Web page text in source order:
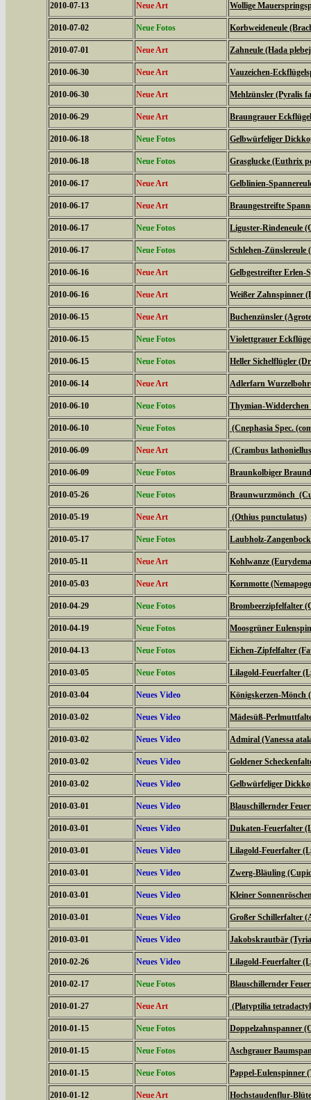
2010-07-13 Neue Art Wollige
2010-07-02 Neue Fotos Korbweideneule
2010-07-01 Neue Art Zahneule (Hada
2010-06-30 Neue Art Vauzeichen-
2010-06-30 Neue Art Mehlzünsler (Pyralis
2010-06-29 Neue Art Braungrauer
2010-06-18 Neue Fotos Gelbwürfeliger
2010-06-18 Neue Fotos Grasglucke (Euthrix
2010-06-17 Neue Art Gelblinien-
2010-06-17 Neue Art Braungestreifte
2010-06-17 Neue Fotos Liguster-Rindeneule
2010-06-17 Neue Fotos Schlehen-Zünslereule
2010-06-16 Neue Art Gelbgestreifter Erlen-
2010-06-16 Neue Art Weißer Zahnspinner
2010-06-15 Neue Art Buchenzünsler
2010-06-15 Neue Fotos Violettgrauer
2010-06-15 Neue Fotos Heller Sichelflügler
2010-06-14 Neue Art Adlerfarn
2010-06-10 Neue Fotos Thymian-
2010-06-10 Neue Fotos (Cnephasia Spec.
2010-06-09 Neue Art (Crambus
2010-06-09 Neue Fotos Braunkolbiger
2010-05-26 Neue Fotos Braunwurzmönch
2010-05-19 Neue Art (Othius punctulatus)
2010-05-17 Neue Fotos Laubholz-
2010-05-11 Neue Art Kohlwanze
2010-05-03 Neue Art Kornmotte
2010-04-29 Neue Fotos Brombeerzipfelfalter
2010-04-19 Neue Fotos Moosgrüner
2010-04-13 Neue Fotos Eichen-Zipfelfalter
2010-03-05 Neue Fotos Lilagold-Feuerfalter
2010-03-04 Neues Video Königskerzen-Mönch
2010-03-02 Neues Video Mädesüß-
2010-03-02 Neues Video Admiral (Vanessa
2010-03-02 Neues Video Goldener
2010-03-02 Neues Video Gelbwürfeliger
2010-03-01 Neues Video Blauschillernder
2010-03-01 Neues Video Dukaten-Feuerfalter
2010-03-01 Neues Video Lilagold-Feuerfalter
2010-03-01 Neues Video Zwerg-Bläuling
2010-03-01 Neues Video Kleiner
2010-03-01 Neues Video Großer Schillerfalter
2010-03-01 Neues Video Jakobskrautbär (Tyria
2010-02-26 Neues Video Lilagold-Feuerfalter
2010-02-17 Neue Fotos Blauschillernder
2010-01-27 Neue Art (Platyptilia
2010-01-15 Neue Fotos Doppelzahnspanner
2010-01-15 Neue Fotos Aschgrauer
2010-01-15 Neue Fotos Pappel-Eulenspinner
2010-01-12 Neue Art Hochstaudenflur-